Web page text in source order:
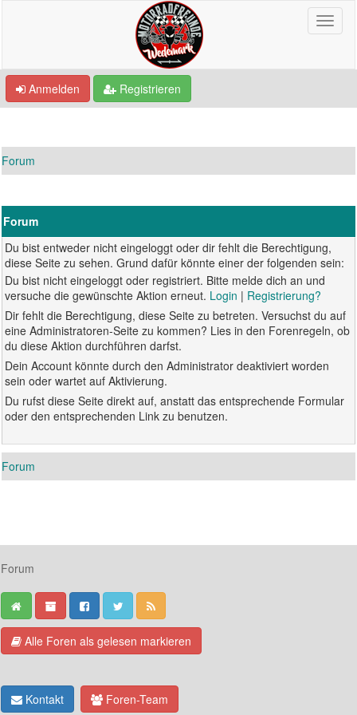
Anmelden Registrieren
Forum
Forum
Du bist entweder nicht eingeloggt oder dir fehlt die Berechtigung,
diese Seite zu sehen. Grund dafür könnte einer der folgenden sein:
Du bist nicht eingeloggt oder registriert. Bitte melde dich an und
versuche die gewünschte Aktion erneut. Login | Registrierung?
Dir fehlt die Berechtigung, diese Seite zu betreten. Versuchst du auf
eine Administratoren-Seite zu kommen? Lies in den Forenregeln, ob
du diese Aktion durchführen darfst.
Dein Account könnte durch den Administrator deaktiviert worden
sein oder wartet auf Aktivierung.
Du rufst diese Seite direkt auf, anstatt das entsprechende Formular
oder den entsprechenden Link zu benutzen.
Forum
Forum
Alle Foren als gelesen markieren
Kontakt Foren-Team